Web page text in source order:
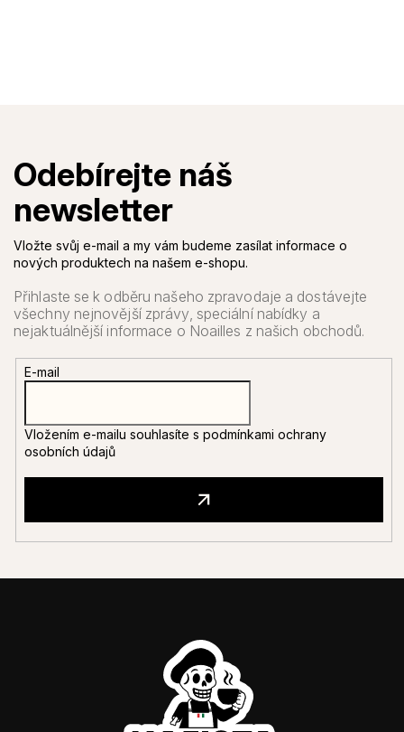
Vložte svůj e-mail a my vám budeme zasílat informace o
nových produktech na našem e-shopu.
E-mail
Vložením e-mailu souhlasíte s podmínkami ochrany
osobních údajů